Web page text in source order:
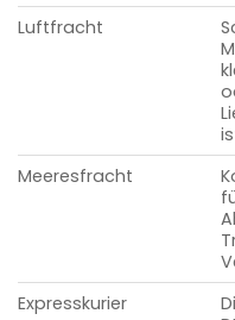
Luftfracht
Meeresfracht
Expresskurier